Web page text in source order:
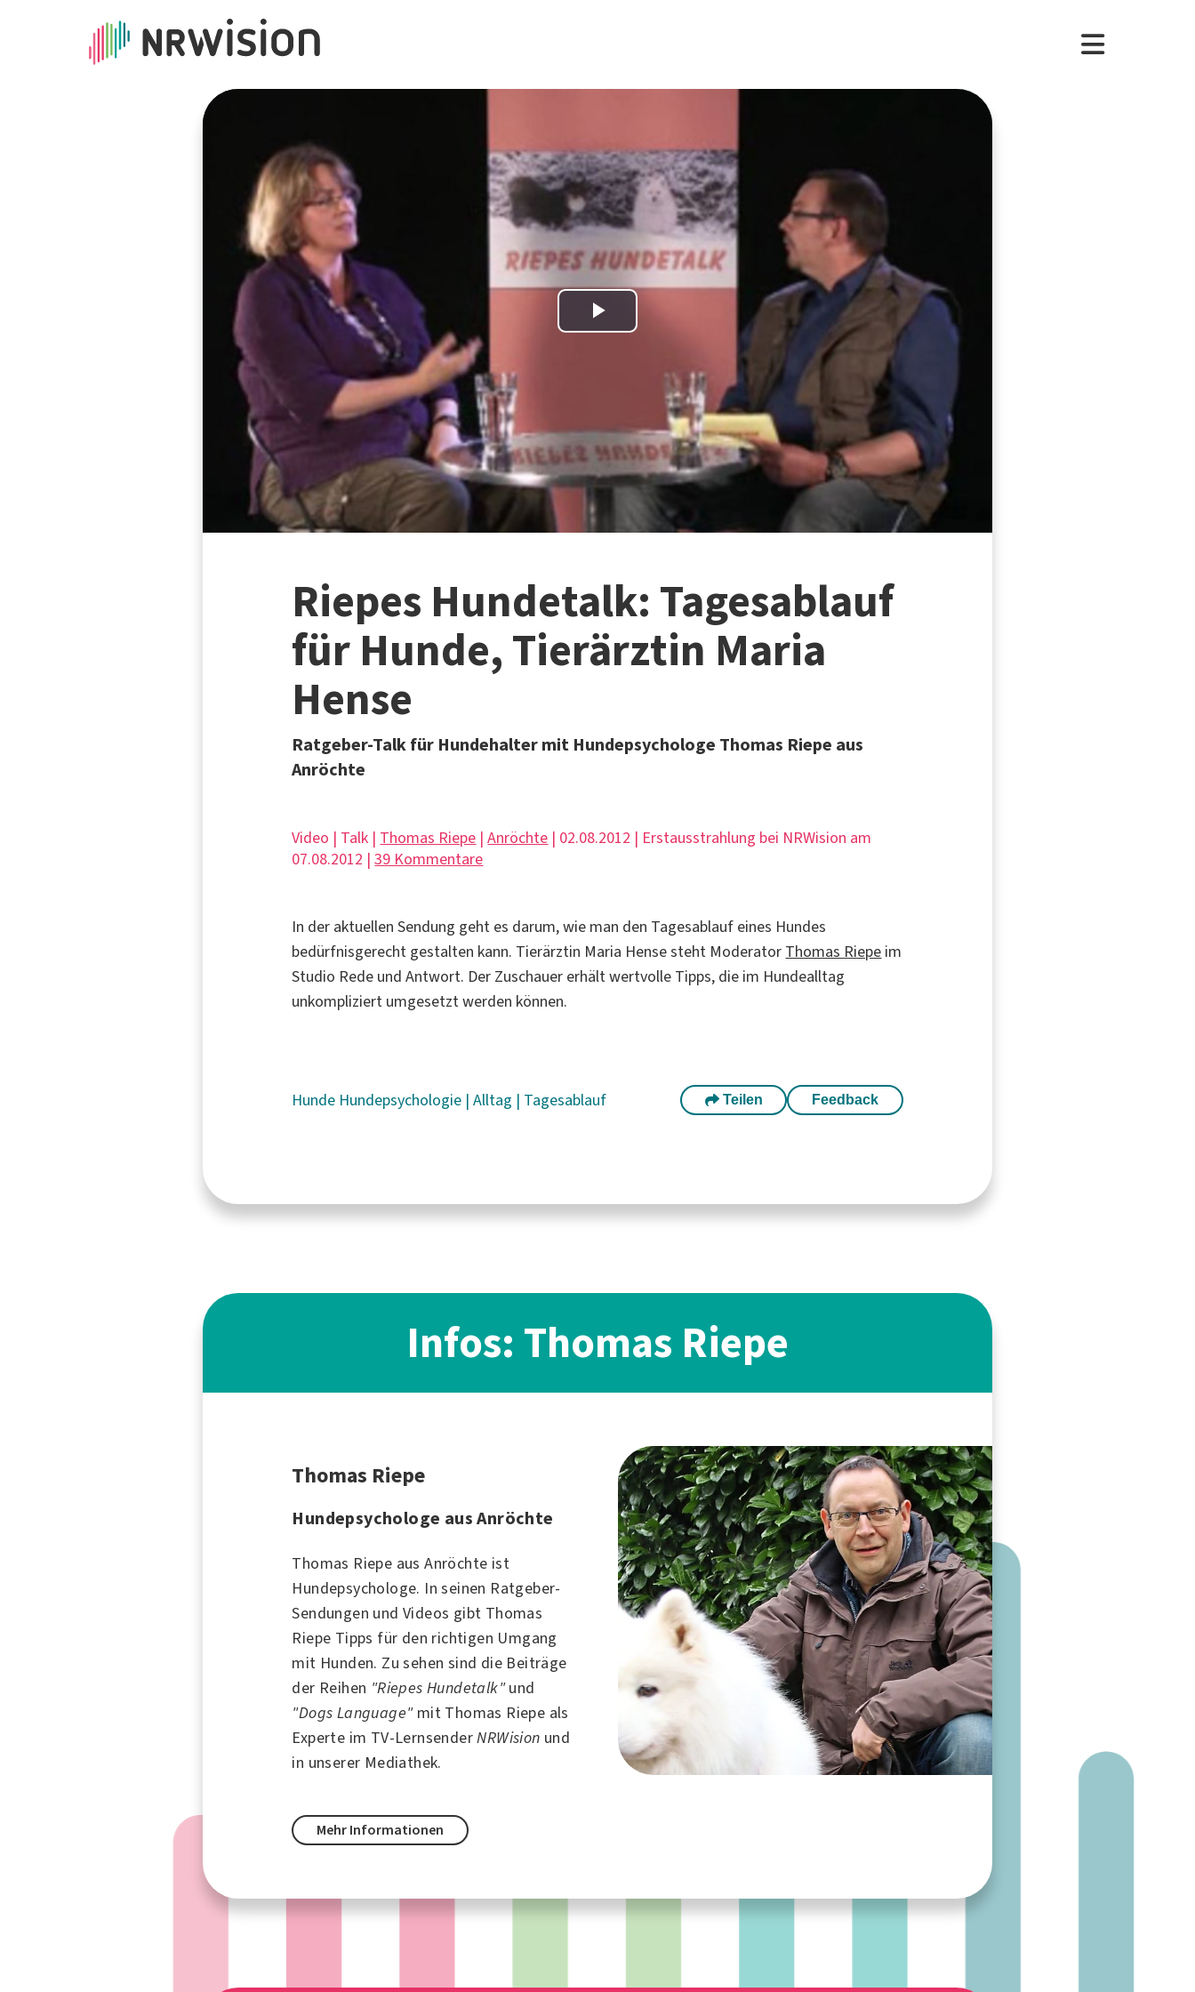
Play
Video
Riepes Hundetalk: Tagesablauf
für Hunde, Tierärztin Maria
Hense
Ratgeber-Talk für Hundehalter mit Hundepsychologe Thomas Riepe aus
Anröchte
Video | Talk | Thomas Riepe |Anröchte | 02.08.2012 | Erstausstrahlung bei NRWision am
07.08.2012 |39 Kommentare
In der aktuellen Sendung geht es darum, wie man den Tagesablauf eines Hundes
bedürfnisgerecht gestalten kann. Tierärztin Maria Hense steht Moderator Thomas Riepe im
Studio Rede und Antwort. Der Zuschauer erhält wertvolle Tipps, die im Hundealltag
unkompliziert umgesetzt werden können.
Hunde Hundepsychologie |Alltag | Tagesablauf Teilen Feedback
Infos: Thomas Riepe
Thomas Riepe
Hundepsychologe aus Anröchte
Thomas Riepe aus Anröchte ist
Hundepsychologe. In seinen Ratgeber-
Sendungen und Videos gibt Thomas
Riepe Tipps für den richtigen Umgang
mit Hunden. Zu sehen sind die Beiträge
der Reihen "Riepes Hundetalk"und
"Dogs Language"mit Thomas Riepe als
Experte im TV-LernsenderNRWision und
in unserer Mediathek.
Mehr Informationen